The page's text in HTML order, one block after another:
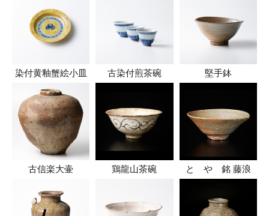
染付黄釉蟹絵小皿 古染付煎茶碗 堅手鉢
古信楽大壷 鶏龍山茶碗 とゝや 銘 藤浪